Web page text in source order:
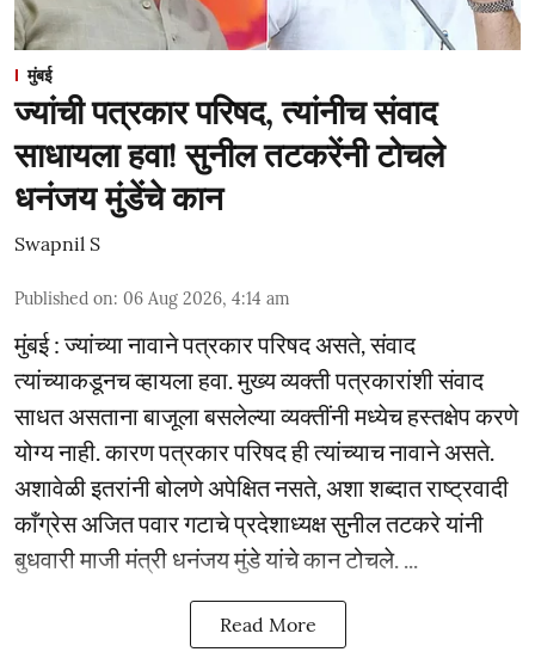
मुंबई
ज्यांची पत्रकार परिषद, त्यांनीच संवाद
साधायला हवा! सुनील तटकरेंनी टोचले
धनंजय मुंडेंचे कान
Swapnil S
Published on: 06 Aug 2026, 4:14 am
मुंबई : ज्यांच्या नावाने पत्रकार परिषद असते, संवाद
त्यांच्याकडूनच व्हायला हवा. मुख्य व्यक्ती पत्रकारांशी संवाद
साधत असताना बाजूला बसलेल्या व्यक्तींनी मध्येच हस्तक्षेप करणे
योग्य नाही. कारण पत्रकार परिषद ही त्यांच्याच नावाने असते.
अशावेळी इतरांनी बोलणे अपेक्षित नसते, अशा शब्दात राष्ट्रवादी
काँग्रेस अजित पवार गटाचे प्रदेशाध्यक्ष सुनील तटकरे यांनी
बुधवारी माजी मंत्री धनंजय मुंडे यांचे कान टोचले. ...
Read More